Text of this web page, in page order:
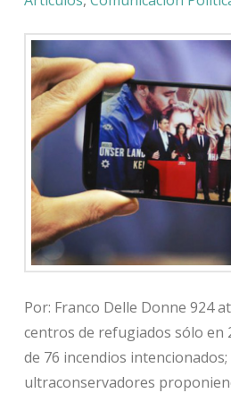
Por: Franco Delle Donne 924
centros de refugiados sólo en
de 76 incendios
ultraconservadores